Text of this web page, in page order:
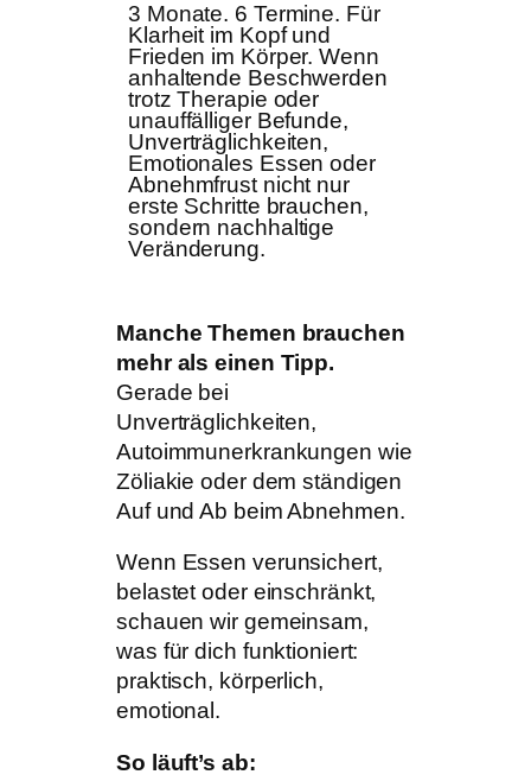
3 Monate. 6 Termine. Für
Klarheit im Kopf und
Frieden im Körper. Wenn
anhaltende Beschwerden
trotz Therapie oder
unauffälliger Befunde,
Unverträglichkeiten,
Emotionales Essen oder
Abnehmfrust nicht nur
erste Schritte brauchen,
sondern nachhaltige
Veränderung.
Manche Themen brauchen
mehr als einen Tipp.
Gerade bei
Unverträglichkeiten,
Autoimmunerkrankungen wie
Zöliakie oder dem ständigen
Auf und Ab beim Abnehmen.
Wenn Essen verunsichert,
belastet oder einschränkt,
schauen wir gemeinsam,
was für dich funktioniert:
praktisch, körperlich,
emotional.
So läuft’s ab: